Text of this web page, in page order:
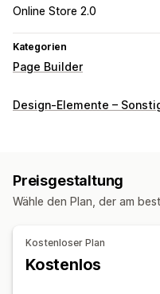
Online Store 2.0
Kategorien
Page Builder
Seitentypen
Warenkorbseiten
Danke-
Formulare
404-Seiten
Preisgestaltungsseiten
Individuelle Seiten
Design-Elemente –
Preisgestaltung
Wähle den Plan, der am
Kostenloser Plan
Kostenlos